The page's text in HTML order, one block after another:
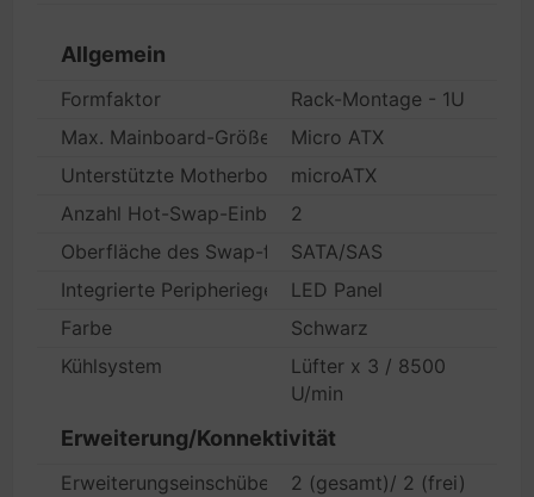
Allgemein
Formfaktor
Rack-Montage - 1U
Max. Mainboard-Größe
Micro ATX
Unterstützte MotherboardsmicroATX
Anzahl Hot-Swap-Einbauschächte
2
Oberfläche des Swap-fähigen Laufwerks
SATA/SAS
Integrierte PeripheriegeräteLED Panel
Farbe
Schwarz
Kühlsystem
Lüfter x 3 / 8500
U/min
Erweiterung/Konnektivität
Erweiterungseinschübe
2 (gesamt)/ 2 (frei)